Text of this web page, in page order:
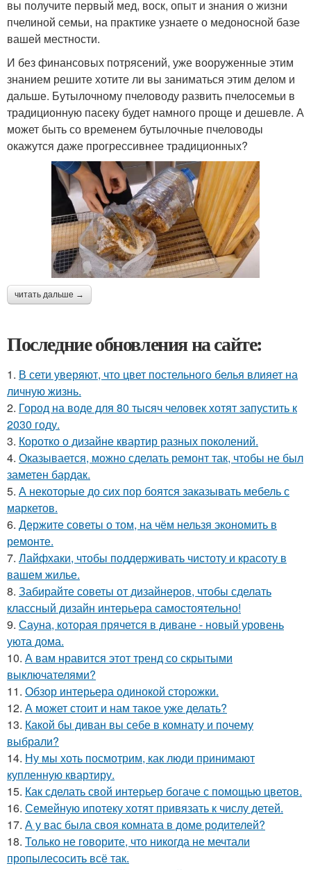
вы получите первый мед, воск, опыт и знания о жизни
пчелиной семьи, на практике узнаете о медоносной базе
вашей местности.
И без финансовых потрясений, уже вооруженные этим
знанием решите хотите ли вы заниматься этим делом и
дальше. Бутылочному пчеловоду развить пчелосемьи в
традиционную пасеку будет намного проще и дешевле. А
может быть со временем бутылочные пчеловоды
окажутся даже прогрессивнее традиционных?
читать дальше →
Последние обновления на сайте:
1. В сети уверяют, что цвет постельного белья влияет на
личную жизнь.
2. Город на воде для 80 тысяч человек хотят запустить к
2030 году.
3. Коротко о дизайне квартир разных поколений.
4. Оказывается, можно сделать ремонт так, чтобы не был
заметен бардак.
5. А некоторые до сих пор боятся заказывать мебель с
маркетов.
6. Держите советы о том, на чём нельзя экономить в
ремонте.
7. Лайфхаки, чтобы поддерживать чистоту и красоту в
вашем жилье.
8. Забирайте советы от дизайнеров, чтобы сделать
классный дизайн интерьера самостоятельно!
9. Сауна, которая прячется в диване - новый уровень
уюта дома.
10. А вам нравится этот тренд со скрытыми
выключателями?
11. Обзор интерьера одинокой сторожки.
12. А может стоит и нам такое уже делать?
13. Какой бы диван вы себе в комнату и почему
выбрали?
14. Ну мы хоть посмотрим, как люди принимают
купленную квартиру.
15. Как сделать свой интерьер богаче с помощью цветов.
16. Семейную ипотеку хотят привязать к числу детей.
17. А у вас была своя комната в доме родителей?
18. Только не говорите, что никогда не мечтали
пропылесосить всё так.